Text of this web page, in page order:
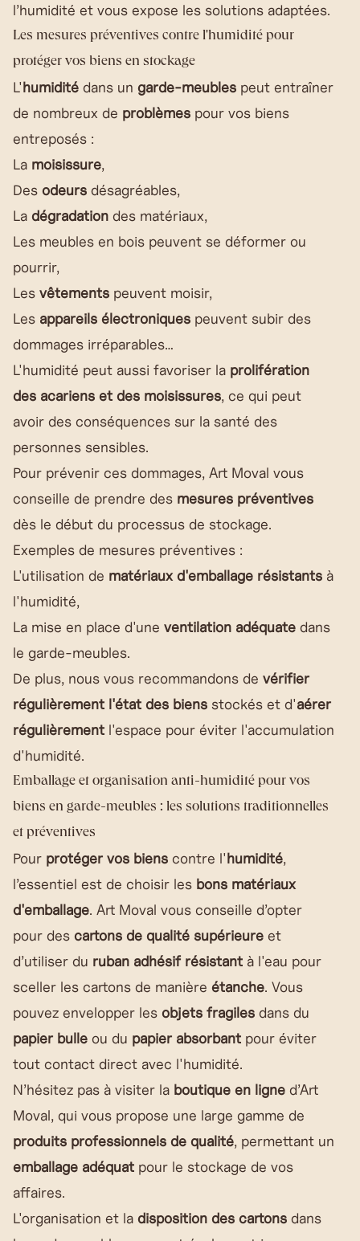
l’humidité et vous expose les solutions adaptées.
Les mesures préventives contre l'humidité pour
protéger vos biens en stockage
L'humidité dans un garde-meubles peut entraîner
de nombreux de problèmes pour vos biens
entreposés :
La moisissure,
Des odeurs désagréables,
La dégradation des matériaux,
Les meubles en bois peuvent se déformer ou
pourrir,
Les vêtements peuvent moisir,
Les appareils électroniques peuvent subir des
dommages irréparables…
L'humidité peut aussi favoriser la prolifération
des acariens et des moisissures, ce qui peut
avoir des conséquences sur la santé des
personnes sensibles.
Pour prévenir ces dommages, Art Moval vous
conseille de prendre des mesures préventives
dès le début du processus de stockage.
Exemples de mesures préventives :
L'utilisation de matériaux d'emballage résistants à
l'humidité,
La mise en place d'une ventilation adéquate dans
le garde-meubles.
De plus, nous vous recommandons de vérifier
régulièrement l'état des biens stockés et d'aérer
régulièrement l'espace pour éviter l'accumulation
d'humidité.
Emballage et organisation anti-humidité pour vos
biens en garde-meubles : les solutions traditionnelles
et préventives
Pour protéger vos biens contre l'humidité,
l’essentiel est de choisir les bons matériaux
d'emballage. Art Moval vous conseille d’opter
pour des cartons de qualité supérieure et
d’utiliser du ruban adhésif résistant à l'eau pour
sceller les cartons de manière étanche. Vous
pouvez envelopper les objets fragiles dans du
papier bulle ou du papier absorbant pour éviter
tout contact direct avec l'humidité.
N’hésitez pas à visiter la boutique en ligne d’Art
Moval, qui vous propose une large gamme de
produits professionnels de qualité, permettant un
emballage adéquat pour le stockage de vos
affaires.
L'organisation et la disposition des cartons dans